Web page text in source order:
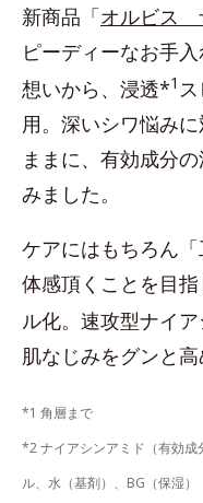
新商品「オルビス
ピーディーなお手
想いから、浸透*1
用。深いシワ悩み
ままに、有効成分
みました。
ケアにはもちろん
体感頂くことを目
ル化。速攻型ナイ
肌なじみをグンと高
*1 角層まで
*2 ナイアシンアミド（有効成
ル、水（基剤）、BG（保湿）